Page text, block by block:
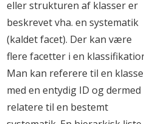
eller strukturen af klasser er
beskrevet vha. en systematik
(kaldet facet). Der kan være
flere facetter i en
Man kan referere til en klasse
med en entydig ID og dermed
relatere til en bestemt